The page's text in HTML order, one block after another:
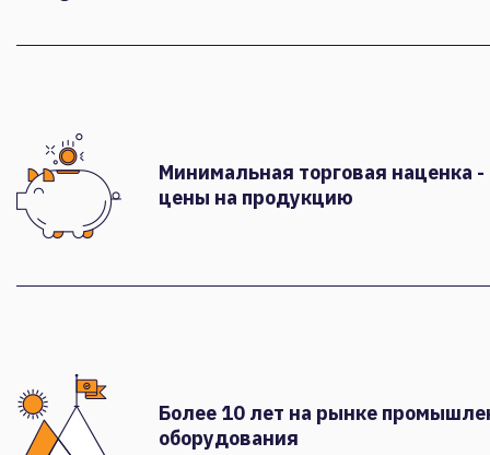
Минимальная торговая наценка
цены на продукцию
Более 10 лет на рынке
оборудования